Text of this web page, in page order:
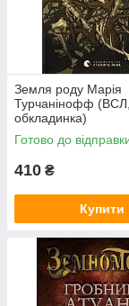
Земля роду Марія
Турчанінофф
обкладинка)
Готово до
410 ₴
Купити